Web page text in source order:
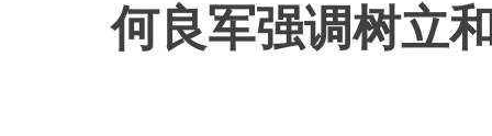
何良军强调树立